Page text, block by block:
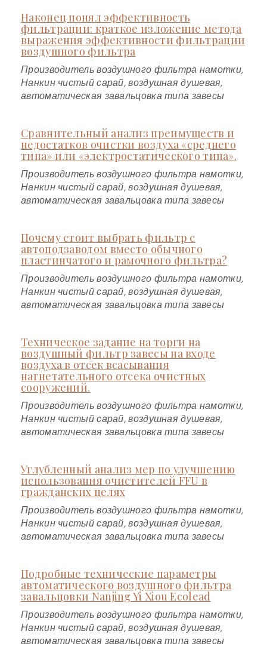
Наконец понял эффективность
фильтрации: краткое изложение метода
выражения эффективности фильтрации
воздушного фильтра
Производитель воздушного фильтра намотки,
Нанкин чистый сарай, воздушная душевая,
автоматическая завальцовка типа завесы
Сравнительный анализ преимуществ и
недостатков очистки воздуха «среднего
типа» или «электростатического типа».
Производитель воздушного фильтра намотки,
Нанкин чистый сарай, воздушная душевая,
автоматическая завальцовка типа завесы
Почему стоит выбрать фильтр с
автоподзаводом вместо обычного
пластинчатого и рамочного фильтра?
Производитель воздушного фильтра намотки,
Нанкин чистый сарай, воздушная душевая,
автоматическая завальцовка типа завесы
Техническое задание на торги на
воздушный фильтр завесы на входе
воздуха в отсек всасывания
нагнетательного отсека очистных
сооружений.
Производитель воздушного фильтра намотки,
Нанкин чистый сарай, воздушная душевая,
автоматическая завальцовка типа завесы
Углубленный анализ мер по улучшению
использования очистителей FFU в
гражданских целях
Производитель воздушного фильтра намотки,
Нанкин чистый сарай, воздушная душевая,
автоматическая завальцовка типа завесы
Подробные технические параметры
автоматического воздушного фильтра
завальцовки Nanjing Yi Xiou Ecolead
Производитель воздушного фильтра намотки,
Нанкин чистый сарай, воздушная душевая,
автоматическая завальцовка типа завесы